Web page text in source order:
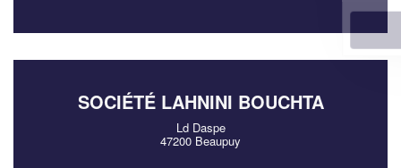
SOCIÉTÉ LAHNINI BOUCHTA
Ld Daspe
47200 Beaupuy
En savoir plus